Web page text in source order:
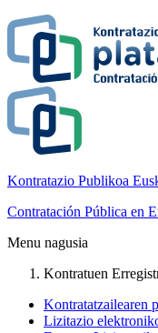
Kontratazio Publikoa
Contratación Pública en
Menu nagusia
Kontratuen
Kontratatzailearen
Lizitazio